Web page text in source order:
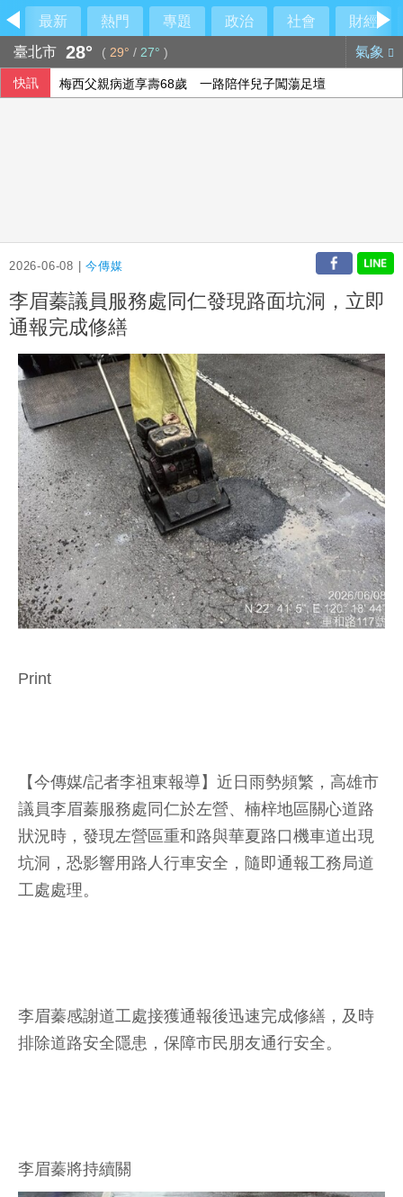
最新 熱門 專題 政治 社會
財經
臺北市 28° ( 29° / 27° ) 氣象
快訊 梅西父親病逝享壽68歲 一路陪伴兒子闖蕩足壇
2026-06-08 |今傳媒
李眉蓁議員服務處同仁發現路面坑洞，立即
通報完成修繕
Print
【今傳媒/記者李祖東報導】近日雨勢頻繁，高雄市
議員李眉蓁服務處同仁於左營、楠梓地區關心道路
狀況時，發現左營區重和路與華夏路口機車道出現
坑洞，恐影響用路人行車安全，隨即通報工務局道
工處處理。
李眉蓁感謝道工處接獲通報後迅速完成修繕，及時
排除道路安全隱患，保障市民朋友通行安全。
李眉蓁將持續關